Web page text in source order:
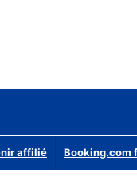
affilié Booking.com